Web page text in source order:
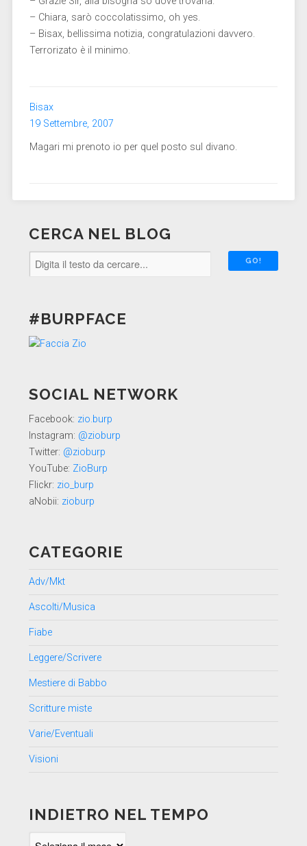
– Chiara, sarò coccolatissimo, oh yes.
– Bisax, bellissima notizia, congratulazioni davvero.
Terrorizato è il minimo.
Bisax
19 Settembre, 2007
Magari mi prenoto io per quel posto sul divano.
CERCA NEL BLOG
#BURPFACE
SOCIAL NETWORK
Facebook: zio.burp
Instagram: @zioburp
Twitter: @zioburp
YouTube: ZioBurp
Flickr: zio_burp
aNobii: zioburp
CATEGORIE
Adv/Mkt
Ascolti/Musica
Fiabe
Leggere/Scrivere
Mestiere di Babbo
Scritture miste
Varie/Eventuali
Visioni
INDIETRO NEL TEMPO